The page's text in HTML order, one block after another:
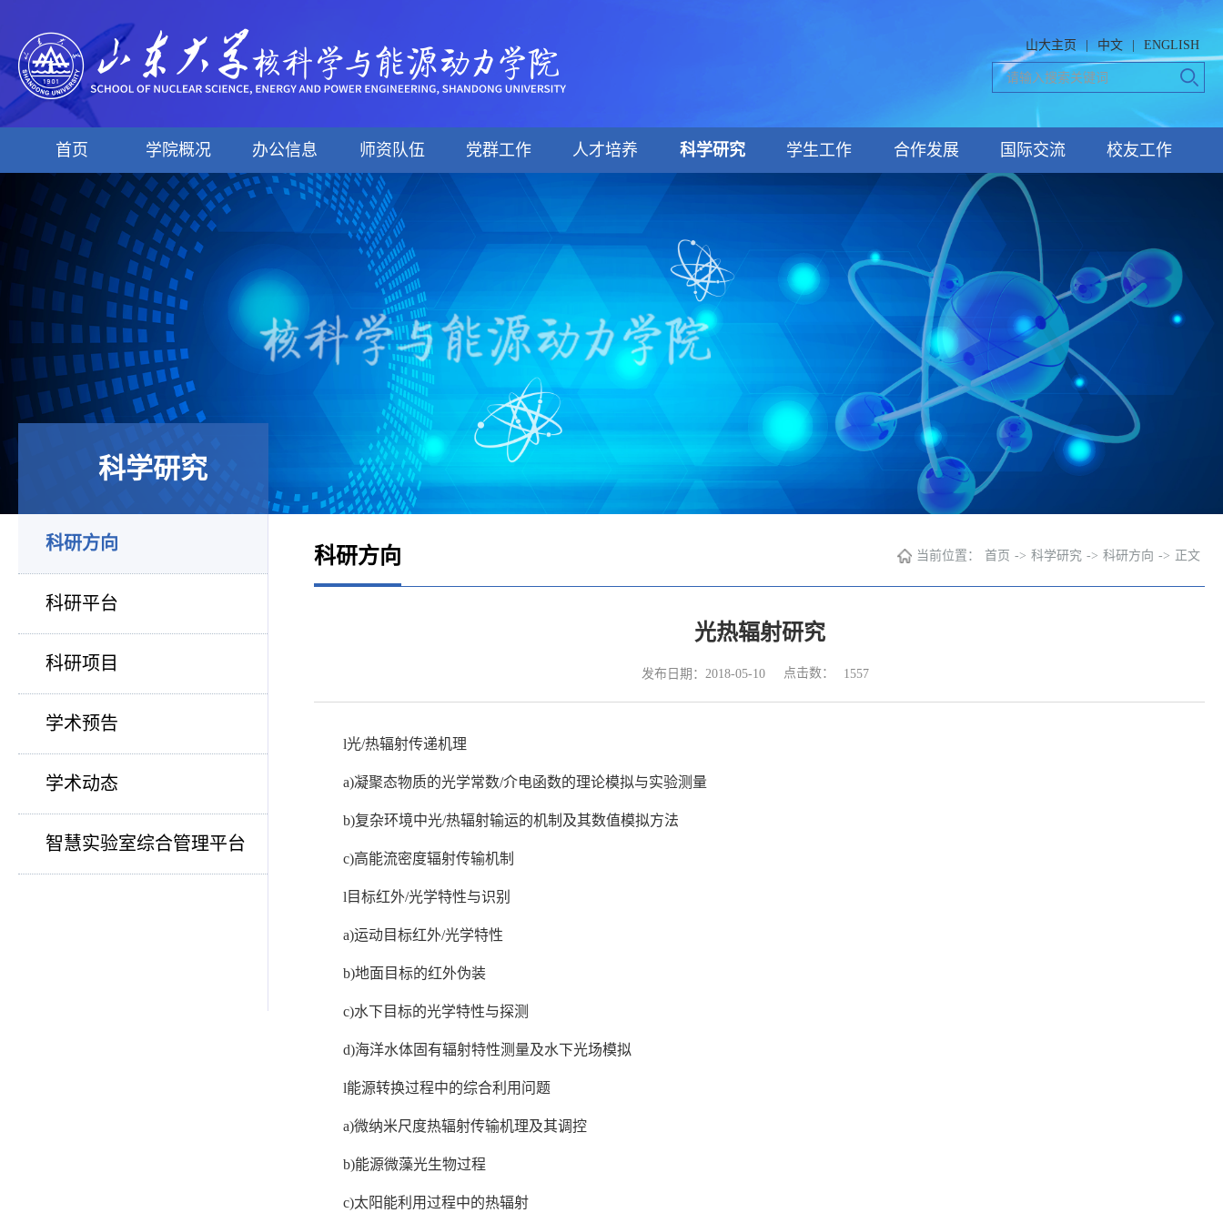
山大主页 中文 ENGLISH
首页 学院概况 办公信息 师资队伍 党群工作 人才培养 科学研究 学生工作 合作发展 国际交流 校友工作
科学研究
科研方向
科研平台
科研项目
学术预告
学术动态
智慧实验室综合管理平台
科研方向 当前位置： 首页 -> 科学研究 -> 科研方向 -> 正文
光热辐射研究
发布日期：2018-05-10 点击数： 1557
l光/热辐射传递机理
a)凝聚态物质的光学常数/介电函数的理论模拟与实验测量
b)复杂环境中光/热辐射输运的机制及其数值模拟方法
c)高能流密度辐射传输机制
l目标红外/光学特性与识别
a)运动目标红外/光学特性
b)地面目标的红外伪装
c)水下目标的光学特性与探测
d)海洋水体固有辐射特性测量及水下光场模拟
l能源转换过程中的综合利用问题
a)微纳米尺度热辐射传输机理及其调控
b)能源微藻光生物过程
c)太阳能利用过程中的热辐射